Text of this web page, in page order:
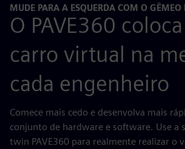
MUDE PARA A ESQUERDA COM O
O PAVE360
carro virtual na
cada engenheiro
Comece mais cedo e desenvolva mais
conjunto de hardware e software. Use a
twin PAVE360 para realmente realizar o